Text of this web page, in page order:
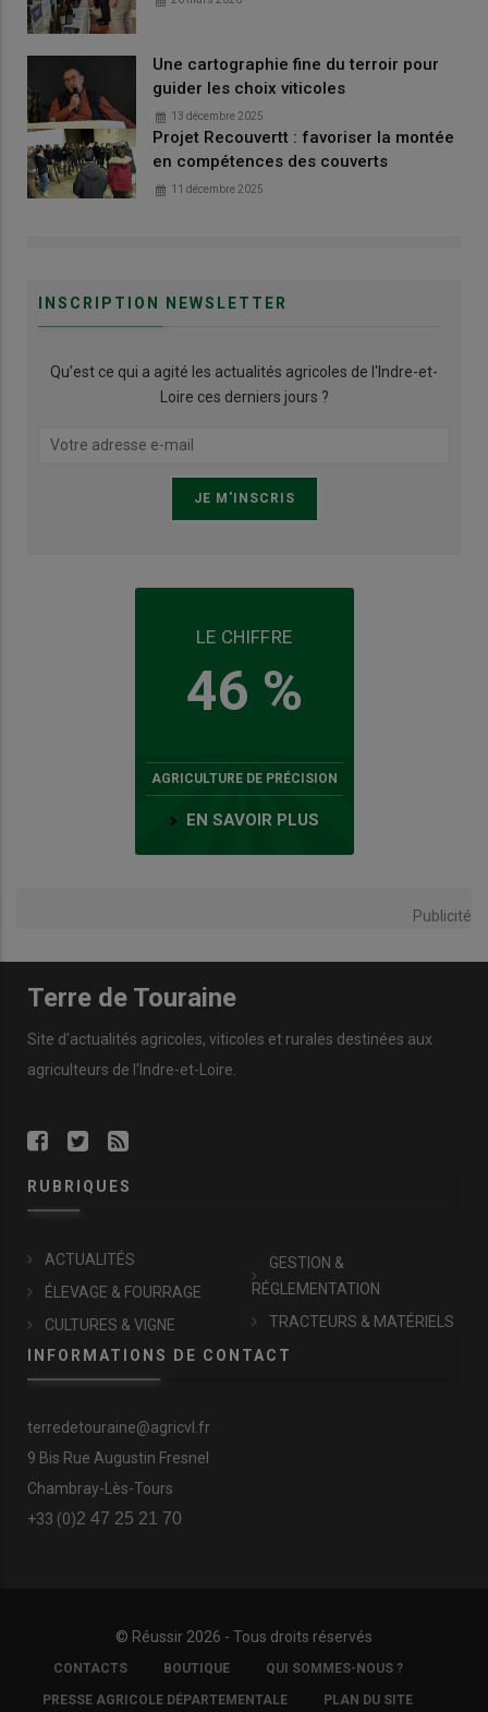
Une cartographie fine du terroir pour
guider les choix viticoles
13 décembre 2025
Projet Recouvertt : favoriser la montée
en compétences des couverts
11 décembre 2025
INSCRIPTION NEWSLETTER
Qu’est ce qui a agité les actualités agricoles de l'Indre-et-
Loire ces derniers jours ?
LE CHIFFRE
46 %
AGRICULTURE DE PRÉCISION
EN SAVOIR PLUS
Publicité
Terre de Touraine
Site d'actualités agricoles, viticoles et rurales destinées aux
agriculteurs de l'Indre-et-Loire.
RUBRIQUES
ACTUALITÉS
ÉLEVAGE & FOURRAGE
CULTURES & VIGNE
GESTION &
RÉGLEMENTATION
TRACTEURS & MATÉRIELS
INFORMATIONS DE CONTACT
terredetouraine@agricvl.fr
9 Bis Rue Augustin Fresnel
Chambray-Lès-Tours
+33 (0)2 47 25 21 70
© Réussir 2026 - Tous droits réservés
FOOTER
COPYRIGHT
CONTACTS BOUTIQUE QUI SOMMES-NOUS ?
PRESSE AGRICOLE DÉPARTEMENTALE PLAN DU SITE